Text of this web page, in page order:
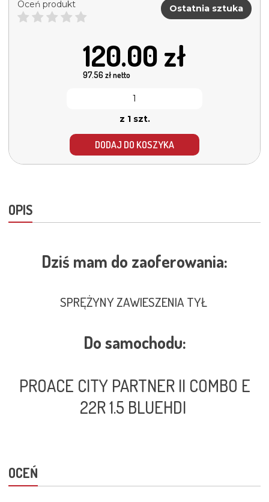
Oceń produkt Ostatnia sztuka
120.00 zł
97.56zł netto
z 1 szt.
DODAJ DO KOSZYKA
OPIS
Dziś mam do zaoferowania:
SPRĘŻYNY ZAWIESZENIA TYŁ
Do samochodu:
PROACE CITY PARTNER II COMBO E
22R 1.5 BLUEHDI
OCEŃ